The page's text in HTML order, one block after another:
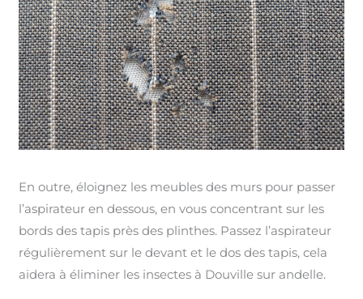
En outre, éloignez les meubles des murs pour passer
l’aspirateur en dessous, en vous concentrant sur les
bords des tapis près des plinthes. Passez l’aspirateur
régulièrement sur le devant et le dos des tapis, cela
aidera à éliminer les insectes à Douville sur andelle.